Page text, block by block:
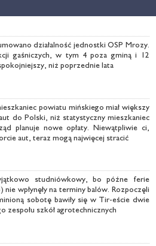
działalność jednostki OSP Mrozy.
gaśniczych, w tym 4 poza gminą i 12
niż poprzednie lata
powiatu mińskiego miał większy
do Polski, niż statystyczny mieszkaniec
planuje nowe opłaty. Niewątpliwie ci,
aut, teraz mogą najwięcej stracić
studniówkowy, bo późne ferie
wpłynęły na terminy balów. Rozpoczęli
sobotę bawiły się w Tir-eście dwie
zespołu szkół agrotechnicznych